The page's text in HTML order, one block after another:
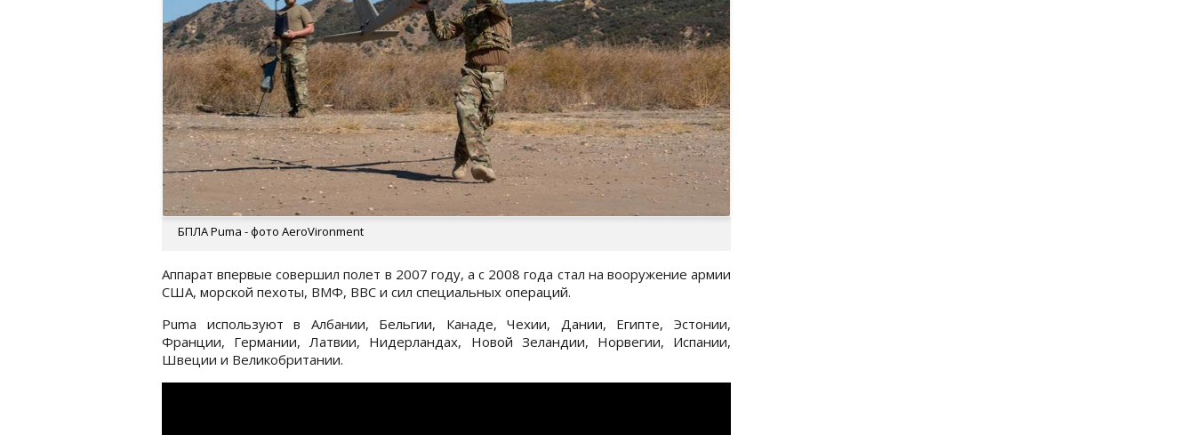
БПЛА Puma - фото AeroVironment
Аппарат впервые совершил полет в 2007 году, а с 2008 года стал на вооружение армии
США, морской пехоты, ВМФ, ВВС и сил специальных операций.
Puma используют в Албании, Бельгии, Канаде, Чехии, Дании, Египте, Эстонии,
Франции, Германии, Латвии, Нидерландах, Новой Зеландии, Норвегии, Испании,
Швеции и Великобритании.